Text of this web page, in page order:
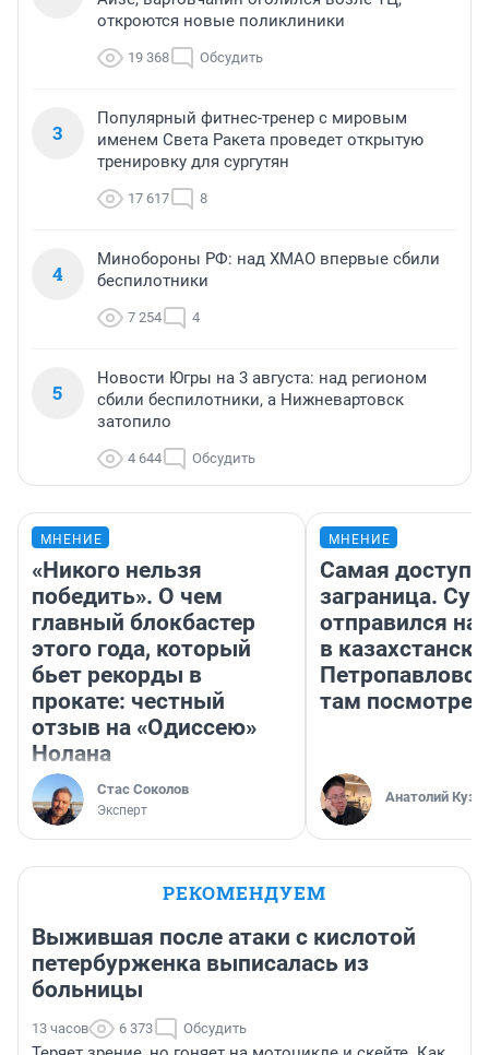
откроются новые поликлиники
19 368 Обсудить
3
Популярный фитнес-тренер с мировым
именем Света Ракета проведет открытую
тренировку для сургутян
17 617 8
4
Минобороны РФ: над ХМАО впервые сбили
беспилотники
7 254 4
5
Новости Югры на 3 августа: над регионом
сбили беспилотники, а Нижневартовск
затопило
4 644 Обсудить
МНЕНИЕ
«Никого нельзя
победить». О чем
главный блокбастер
этого года, который
бьет рекорды в
прокате: честный
отзыв на «Одиссею»
Нолана
Стас Соколов
Эксперт
МНЕНИЕ
Самая
заграница.
отправился
в
там
Анатолий
РЕКОМЕНДУЕМ
Выжившая после атаки с кислотой
петербурженка выписалась из
больницы
13 часов 6 373 Обсудить